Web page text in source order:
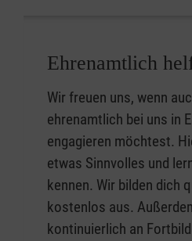
Ehrenamtlich
Wir freuen uns, wenn
ehrenamtlich bei uns in
engagieren möchtest.
etwas Sinnvolles und
kennen. Wir bilden dich
kostenlos aus.
kontinuierlich an